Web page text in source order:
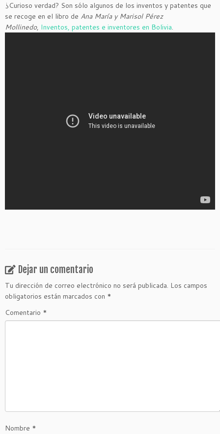
¿Curioso verdad? Son sólo algunos de los inventos y patentes que
se recoge en el libro de Ana María y Marisol Pérez
Mollinedo, Inventos, patentes e inventores en Bolivia.
Dejar un comentario
Tu dirección de correo electrónico no será publicada. Los campos
obligatorios están marcados con *
Comentario *
Nombre *